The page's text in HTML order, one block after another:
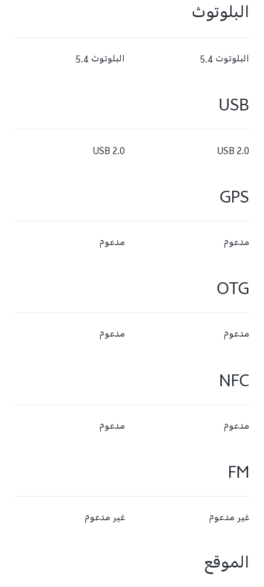
البلوتوث
البلوتوث 5.4 البلوتوث 5.4
USB
USB 2.0
USB 2.0
GPS
مدعوم مدعوم
OTG
مدعوم مدعوم
NFC
مدعوم مدعوم
FM
غير مدعوم غير مدعوم
الموقع